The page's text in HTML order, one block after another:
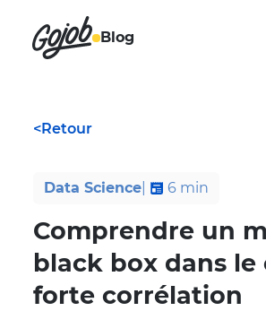
Blog
<Retour
Data Science 6 min
Comprendre un
black box dans le
forte corrélation